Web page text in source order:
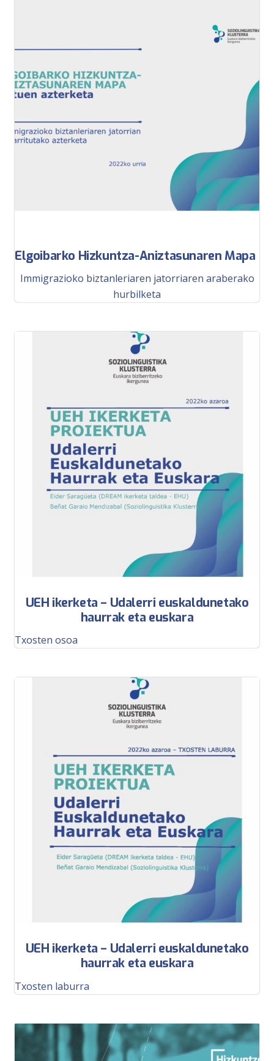
Elgoibarko Hizkuntza-Aniztasunaren Mapa
Immigrazioko biztanleriaren jatorriaren araberako
hurbilketa
UEH ikerketa – Udalerri euskaldunetako
haurrak eta euskara
Txosten osoa
UEH ikerketa – Udalerri euskaldunetako
haurrak eta euskara
Txosten laburra